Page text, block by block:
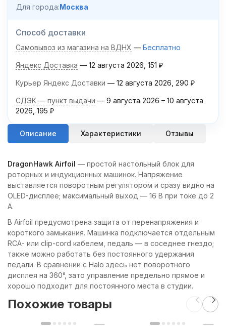
Для города:Москва
Способ доставки
Самовывоз из магазина на ВДНХ Бесплатно
Яндекс Доставка 12 августа 2026 151 ₽
Курьер Яндекс Доставки 12 августа 2026 290 ₽
СДЭК — пункт выдачи 9 августа 2026 – 10 августа
2026 195 ₽
Описание Характеристики Отзывы
DragonHawk Airfoil — простой настольный блок для
роторных и индукционных машинок. Напряжение
выставляется поворотным регулятором и сразу видно на
OLED-дисплее; максимальный выход — 16 В при токе до 2
А.
В Airfoil предусмотрена защита от перенапряжения и
короткого замыкания. Машинка подключается отдельным
RCA- или clip-cord кабелем, педаль — в соседнее гнездо;
также можно работать без постоянного удержания
педали. В сравнении с Halo здесь нет поворотного
дисплея на 360°, зато управление предельно прямое и
хорошо подходит для постоянного места в студии.
Похожие товары